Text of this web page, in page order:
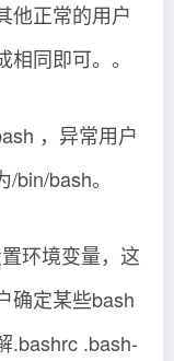
他正常的用户
同即可。。
，异常用户
bin/bash。
环境变量，这
确定某些bash
.bashrc .bash-